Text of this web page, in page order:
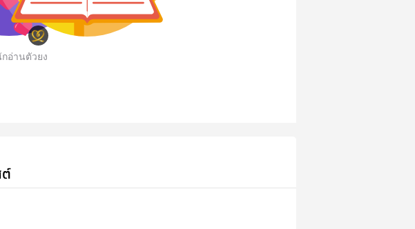
อ่านตัวยง